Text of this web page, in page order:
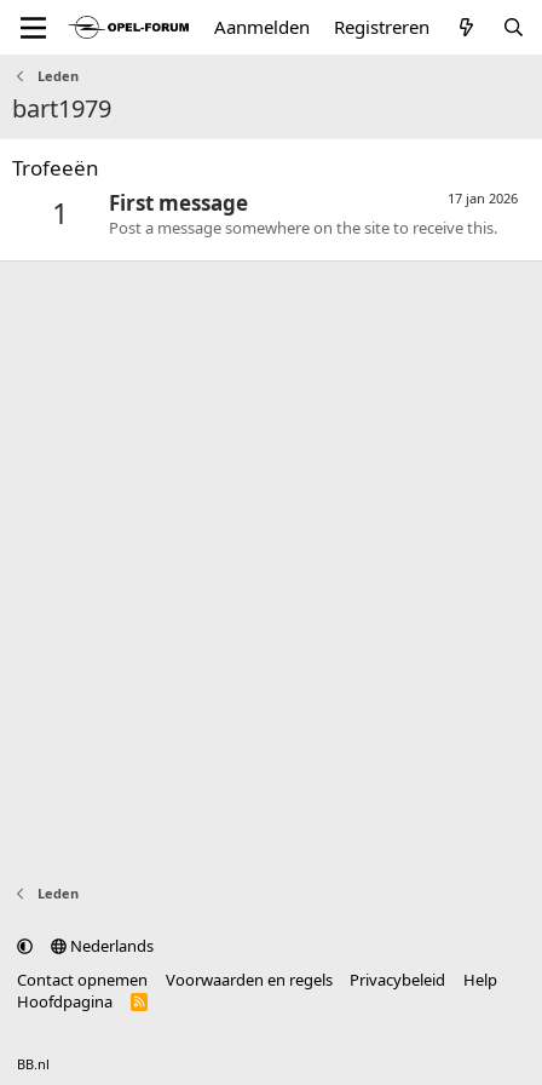
Aanmelden Registreren
Leden
bart1979
Trofeeën
1 17 jan 2026
First message
Post a message somewhere on the site to receive this.
Leden
Nederlands
Contact opnemen
Voorwaarden en regels Privacybeleid
Help
Hoofdpagina
R
BB.nl